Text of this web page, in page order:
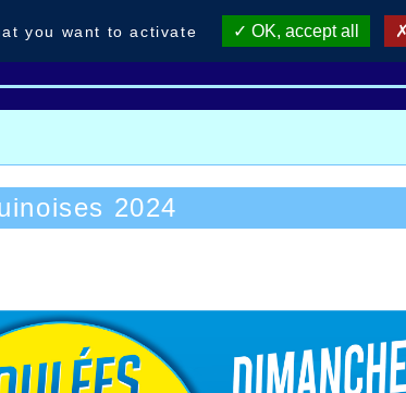
Foulées H.2025 Meeting 2025
2024
you want to activate OK, accept all